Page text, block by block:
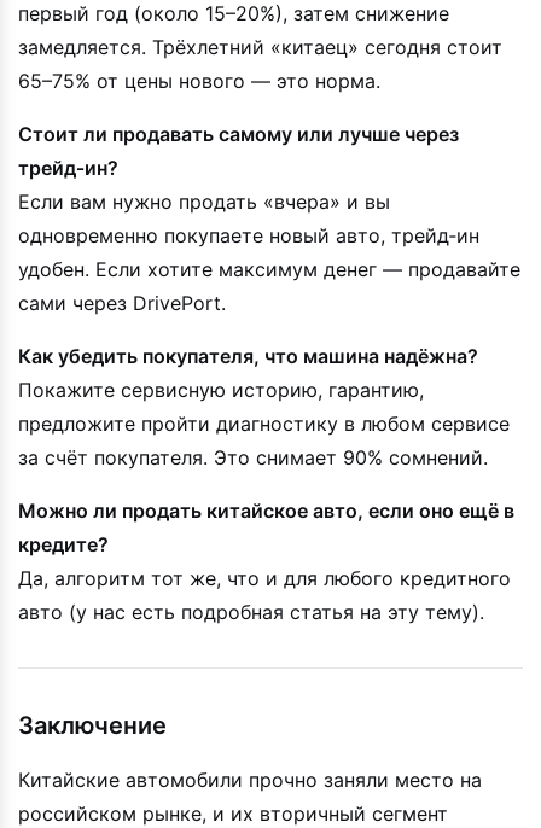
первый год (около 15–20%), затем снижение
замедляется. Трёхлетний «китаец» сегодня стоит
65–75% от цены нового — это норма.
Стоит ли продавать самому или лучше через
трейд‑ин?
Если вам нужно продать «вчера» и вы
одновременно покупаете новый авто, трейд‑ин
удобен. Если хотите максимум денег — продавайте
сами через DrivePort.
Как убедить покупателя, что машина надёжна?
Покажите сервисную историю, гарантию,
предложите пройти диагностику в любом сервисе
за счёт покупателя. Это снимает 90% сомнений.
Можно ли продать китайское авто, если оно ещё в
кредите?
Да, алгоритм тот же, что и для любого кредитного
авто (у нас есть подробная статья на эту тему).
Заключение
Китайские автомобили прочно заняли место на
российском рынке, и их вторичный сегмент